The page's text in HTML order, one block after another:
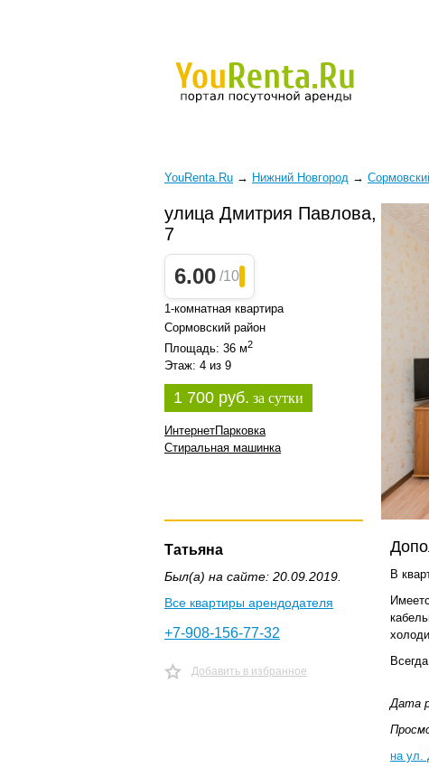
YouRenta.Ru → Нижний Новгород →
улица Дмитрия Павлова,
7
6.00 /10
1-комнатная квартира
Сормовский район
Площадь: 36 м2
Этаж: 4 из 9
1 700 руб. за сутки
ИнтернетПарковка
Стиральная машинка
Татьяна
Был(а) на сайте: 20.09.2019.
Все квартиры арендодателя
+7-908-156-77-32
Добавить в избранное
В
Дата
на ул.